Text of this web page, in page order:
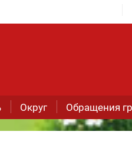
Округ Обращения